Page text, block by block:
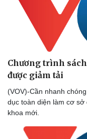
Chương trình
được giảm tải
(VOV)-Cần nhanh
dục toàn diện làm cơ
khoa mới.